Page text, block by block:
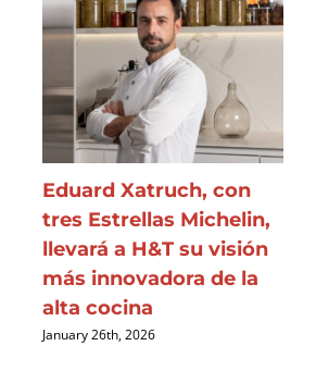
Eduard Xatruch, con
tres Estrellas Michelin,
llevará a H&T su visión
más innovadora de la
alta cocina
January 26th, 2026